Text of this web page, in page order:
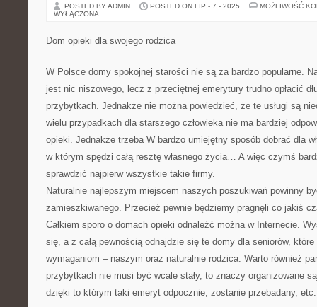
POSTED BY ADMIN POSTED ON LIP - 7 - 2025
MOŻLIWOŚĆ
WYŁĄCZONA
Dom opieki dla swojego rodzica
W Polsce domy spokojnej starości nie są za bardzo popularne.
jest nic niszowego, lecz z przeciętnej emerytury trudno opłacić
przybytkach. Jednakże nie można powiedzieć, że te usługi są
wielu przypadkach dla starszego człowieka nie ma bardziej
opieki. Jednakże trzeba W bardzo umiejętny sposób dobrać dla
w którym spędzi całą resztę własnego życia… A więc czymś
sprawdzić najpierw wszystkie takie firmy.
Naturalnie najlepszym miejscem naszych poszukiwań powinny
zamieszkiwanego. Przecież pewnie będziemy pragnęli co jakiś
Całkiem sporo o domach opieki odnaleźć można w Internecie.
się, a z całą pewnością odnajdzie się te domy dla seniorów,
wymaganiom – naszym oraz naturalnie rodzica. Warto również
przybytkach nie musi być wcale stały, to znaczy organizowane
dzięki to którym taki emeryt odpocznie, zostanie przebadany, etc.